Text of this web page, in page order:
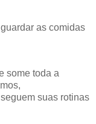
as comidas
some toda a
suas rotinas